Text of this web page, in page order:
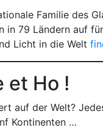
Familie des
in 79 Ländern auf
Licht in die Welt
et Ho !
auf der Welt?
Kontinenten …